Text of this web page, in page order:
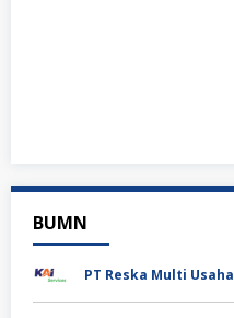
BUMN
PT Reska Multi Usaha